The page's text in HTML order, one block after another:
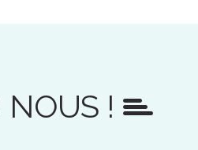
NOUS !